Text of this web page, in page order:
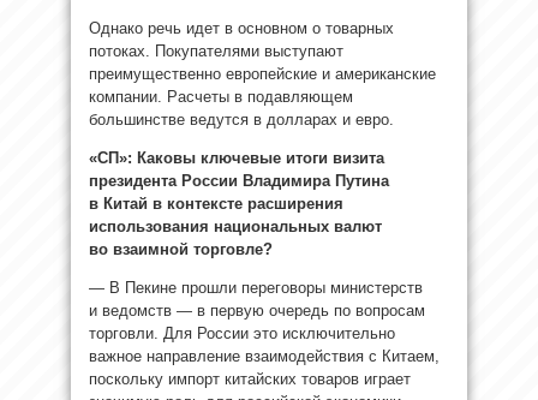
Однако речь идет в основном о товарных
потоках. Покупателями выступают
преимущественно европейские и американские
компании. Расчеты в подавляющем
большинстве ведутся в долларах и евро.
«СП»: Каковы ключевые итоги визита
президента России Владимира Путина
в Китай в контексте расширения
использования национальных валют
во взаимной торговле?
— В Пекине прошли переговоры министерств
и ведомств — в первую очередь по вопросам
торговли. Для России это исключительно
важное направление взаимодействия с Китаем,
поскольку импорт китайских товаров играет